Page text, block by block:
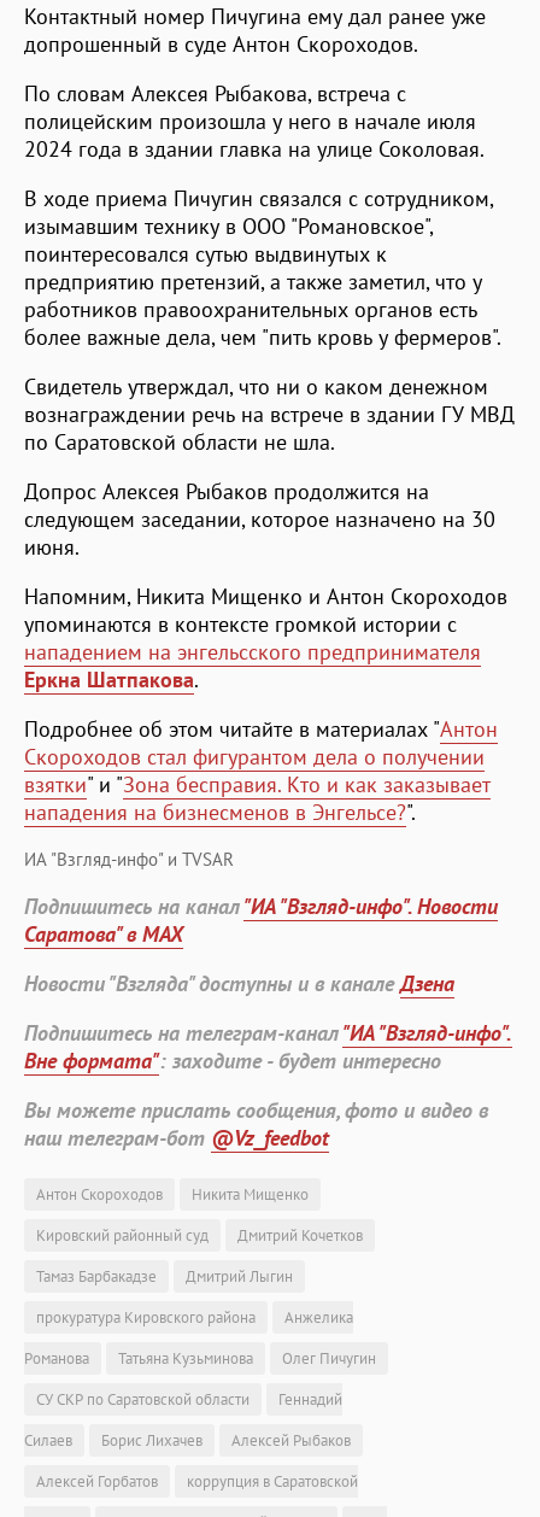
Контактный номер Пичугина ему дал ранее уже
допрошенный в суде Антон Скороходов.
По словам Алексея Рыбакова, встреча с
полицейским произошла у него в начале июля
2024 года в здании главка на улице Соколовая.
В ходе приема Пичугин связался с сотрудником,
изымавшим технику в ООО "Романовское",
поинтересовался сутью выдвинутых к
предприятию претензий, а также заметил, что у
работников правоохранительных органов есть
более важные дела, чем "пить кровь у фермеров".
Свидетель утверждал, что ни о каком денежном
вознаграждении речь на встрече в здании ГУ МВД
по Саратовской области не шла.
Допрос Алексея Рыбаков продолжится на
следующем заседании, которое назначено на 30
июня.
Напомним, Никита Мищенко и Антон Скороходов
упоминаются в контексте громкой истории с
нападением на энгельсского предпринимателя
Еркна Шатпакова.
Подробнее об этом читайте в материалах "Антон
Скороходов стал фигурантом дела о получении
взятки" и "Зона бесправия. Кто и как заказывает
нападения на бизнесменов в Энгельсе?".
ИА "Взгляд-инфо" и TVSAR
Подпишитесь на канал"ИА "Взгляд-инфо". Новости
Саратова" в MAX
Новости "Взгляда" доступны и в каналеДзена
Подпишитесь на телеграм-канал"ИА "Взгляд-инфо".
Вне формата": заходите - будет интересно
Вы можете прислать сообщения, фото и видео в
наш телеграм-бот @Vz_feedbot
Антон Скороходов
Никита Мищенко
Кировский районный суд
Дмитрий Кочетков
Тамаз Барбакадзе
Дмитрий Лыгин
прокуратура Кировского района
Анжелика
Романова
Татьяна Кузьминова
Олег Пичугин
СУ СКР по Саратовской области
Геннадий
Силаев
Борис Лихачев
Алексей Рыбаков
Алексей Горбатов
коррупция в Саратовской